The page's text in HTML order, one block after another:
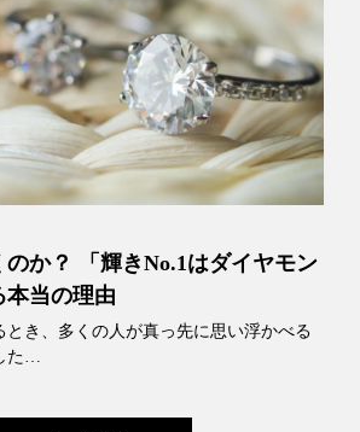
か？ 「輝きNo.1はダイヤモン
本当の理由
とき、多くの人が真っ先に思い浮かべる
た…